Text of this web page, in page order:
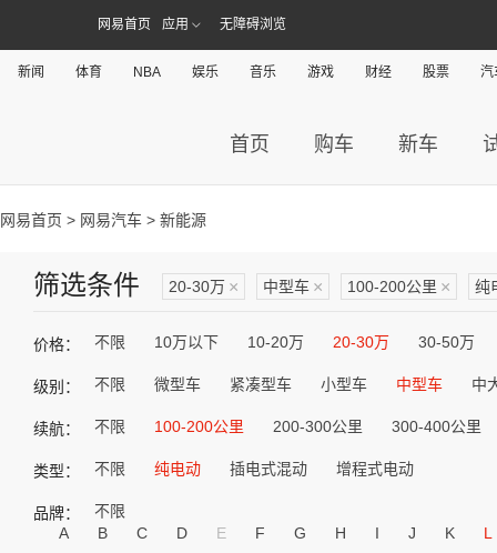
网易首页 应用 无障碍浏览
新闻 体育 NBA 娱乐 音乐 游戏 财经 股票 汽
首页 购车 新车
网易首页 > 网易汽车 > 新能源
筛选条件 20-30万 × 中型车 × 100-200公里 × 纯
价格： 不限 10万以下 10-20万 20-30万 30-50万
级别： 不限 微型车 紧凑型车 小型车 中型车 中
续航： 不限 100-200公里 200-300公里 300-400公里
类型： 不限 纯电动 插电式混动 增程式电动
品牌：
不限
A
B C D E F G H I J K L